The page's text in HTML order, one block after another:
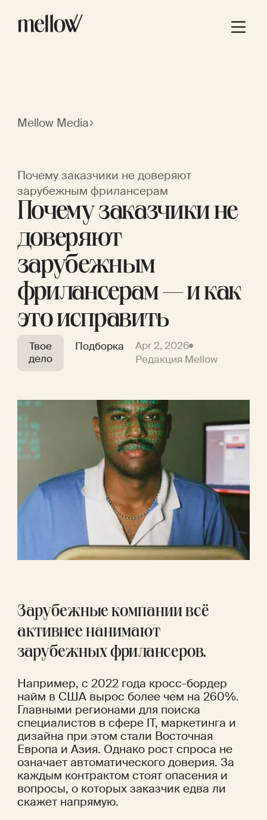
Mellow Media
Почему заказчики не доверяют
зарубежным фрилансерам
Почему заказчики не
доверяют
зарубежным
фрилансерам — и как
это исправить
Твое
дело
Подборка
Apr 2, 2026
Редакция Mellow
Зарубежные компании всё
активнее нанимают
зарубежных фрилансеров.
Например, с 2022 года кросс-бордер
найм в США вырос более чем на 260%.
Главными регионами для поиска
специалистов в сфере IT, маркетинга и
дизайна при этом стали Восточная
Европа и Азия. Однако рост спроса не
означает автоматического доверия. За
каждым контрактом стоят опасения и
вопросы, о которых заказчик едва ли
скажет напрямую.